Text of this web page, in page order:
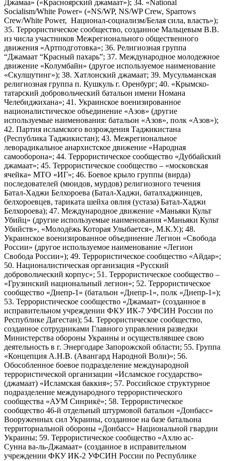
Джамаа» («Красноярский джамаат»); 34. «National
Socialism/White Power» («NS/WP, NS/WP Crew, Sparrows
Crew/White Power, Национал-социализм/Белая сила, власть»);
35. Террористическое сообщество, созданное Мальцевым В.В.
из числа участников Межрегионального общественного
движения «Артподготовка»; 36. Религиозная группа
“Джамаат “Красный пахарь”; 37. Международное молодежное
движение «Колумбайн» (другое используемое наименование
«Скулшутинг»); 38. Хатлонский джамаат; 39. Мусульманская
религиозная группа п. Кушкуль г. Оренбург; 40. «Крымско-
татарский добровольческий батальон имени Номана
Челебиджихана»; 41. Украинское военизированное
националистическое объединение «Азов» (другие
используемые наименования: батальон «Азов», полк «Азов»);
42. Партия исламского возрождения Таджикистана
(Республика Таджикистан); 43. Межрегиональное
леворадикальное анархистское движение «Народная
самооборона»; 44. Террористическое сообщество «Дуббайский
джамаат»; 45. Террористическое сообщество – «московская
ячейка» МТО «ИГ»; 46. Боевое крыло группы (вирда)
последователей (мюидов, мурдов) религиозного течения
Батал-Хаджи Белхороева (Батал-Хаджи, баталхаджинцев,
белхороевцев, тариката шейха овлия (устаза) Батал-Хаджи
Белхороева); 47. Международное движение «Маньяки Культ
Убийц» (другие используемые наименования «Маньяки Культ
Убийств», «Молодёжь Которая Улыбается», М.К.У.); 48.
Украинское военизированное объединение Легион «Свобода
России» (другое используемое наименование «Легион
Свобода России»); 49. Террористическое сообщество «Айдар»;
50. Националистическая организация «Русский
добровольческий корпус»; 51. Террористическое сообщество –
«Грузинский национальный легион»; 52. Террористическое
сообщество «Днепр-1» (батальон «Днепр-1», полк «Днепр-1»);
53. Террористическое сообщество «Джамаат» (созданное в
исправительном учреждении ФКУ ИК-7 УФСИН России по
Республике Дагестан); 54. Террористическое сообщество,
созданное сотрудниками Главного управления разведки
Министерства обороны Украины и осуществлявшее свою
деятельность в г. Энергодаре Запорожской области; 55. Группа
«Концепция А.Н.В. (Авангард Народной Воли)»; 56.
Обособленное боевое подразделение международной
террористической организации «Исламское государство»
(джамаат) «Исламская баккия»; 57. Российское структурное
подразделение международного террористического
сообщества «АУМ Синрикё»; 58. Террористическое
сообщество 46-й отдельный штурмовой батальон «Донбасс»
Вооруженных сил Украины, созданное на базе батальона
территориальной обороны «Донбасс» Национальной гвардии
Украины; 59. Террористическое сообщество «Ахлю ас-
Сунна ва-ль-Джамаат» (созданное в исправительном
учреждении ФКУ ИК-2 УФСИН России по Республике